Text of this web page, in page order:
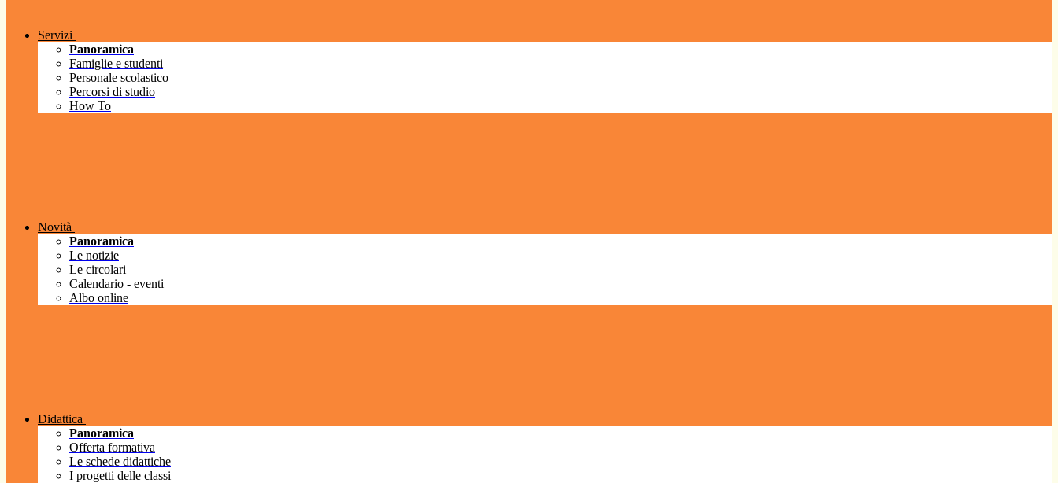
Servizi
Panoramica
Famiglie e studenti
Personale scolastico
Percorsi di studio
How To
Novità
Panoramica
Le notizie
Le circolari
Calendario - eventi
Albo online
Didattica
Panoramica
Offerta formativa
Le schede didattiche
I progetti delle classi